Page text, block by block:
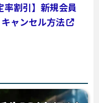
率割引】新規会員
ャンセル方法